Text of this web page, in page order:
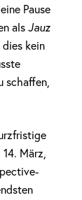
Pause
als Jauz
kein
schaffen,
März,